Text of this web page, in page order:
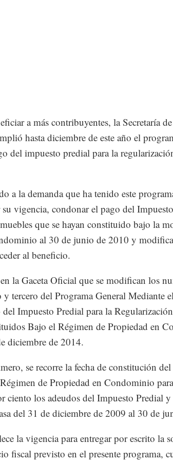
a más contribuyentes, la Secretaría
hasta diciembre de este año el
del impuesto predial para la
a la demanda que ha tenido este
su vigencia, condonar el pago del
que se hayan constituido bajo la
al 30 de junio de 2010 y
al beneficio.
la Gaceta Oficial que se modifican los
tercero del Programa General Mediante
Impuesto Predial para la
Bajo el Régimen de Propiedad en
diciembre de 2014.
se recorre la fecha de constitución
de Propiedad en Condominio
ciento los adeudos del Impuesto Predial y
del 31 de diciembre de 2009 al 30 de
la vigencia para entregar por escrito la
fiscal previsto en el presente programa,